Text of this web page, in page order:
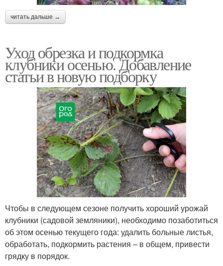
читать дальше →
Уход обрезка и подкормка
клубники осенью. Добавление
статьи в новую подборку
Чтобы в следующем сезоне получить хороший урожай
клубники (садовой земляники), необходимо позаботиться
об этом осенью текущего года: удалить больные листья,
обработать, подкормить растения – в общем, привести
грядку в порядок.